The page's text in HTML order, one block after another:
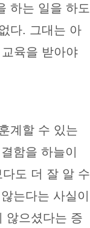
하는 일을 하도
다. 그대는 아
육을 받아야
계할 수 있는
함을 하늘이
도 더 잘 알 수
는다는 사실이
않으셨다는 증